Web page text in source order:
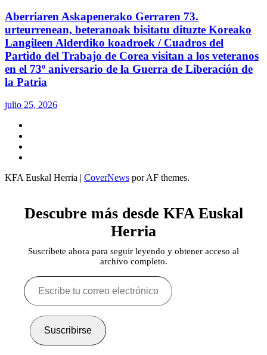
Aberriaren Askapenerako Gerraren 73.
urteurrenean, beteranoak bisitatu dituzte Koreako
Langileen Alderdiko koadroek / Cuadros del
Partido del Trabajo de Corea visitan a los veteranos
en el 73º aniversario de la Guerra de Liberación de
la Patria
julio 25, 2026
KFA Euskal Herria | CoverNews por AF themes.
Descubre más desde KFA Euskal
Herria
Suscríbete ahora para seguir leyendo y obtener acceso al
archivo completo.
Escribe
tu
correo
Suscribirse